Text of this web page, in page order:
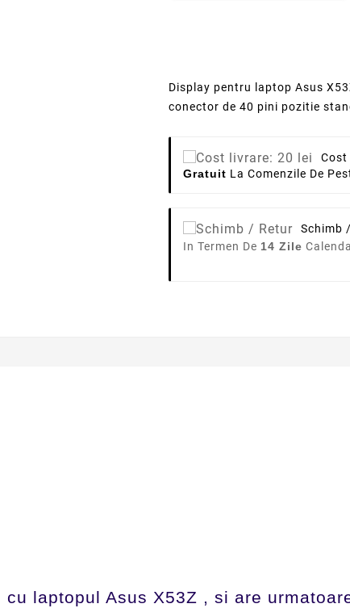
Display pentru laptop Asus
conector de 40 pini pozitie
Cost
Gratuit La Comenzile De
Schimb
In Termen De 14 Zile
laptopul Asus X53Z , si are